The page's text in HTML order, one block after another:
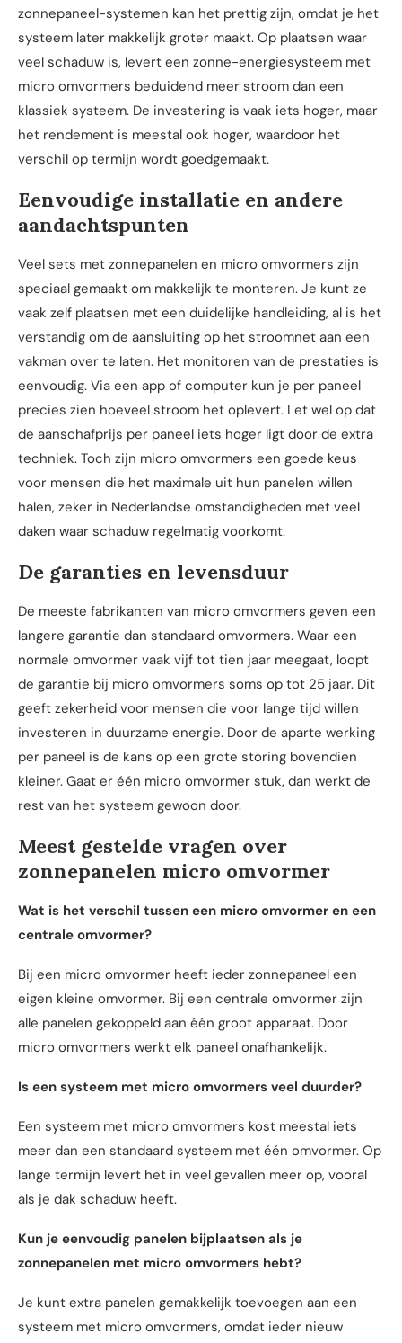
zonnepaneel-systemen kan het prettig zijn, omdat je het
systeem later makkelijk groter maakt. Op plaatsen waar
veel schaduw is, levert een zonne-energiesysteem met
micro omvormers beduidend meer stroom dan een
klassiek systeem. De investering is vaak iets hoger, maar
het rendement is meestal ook hoger, waardoor het
verschil op termijn wordt goedgemaakt.
Eenvoudige installatie en andere
aandachtspunten
Veel sets met zonnepanelen en micro omvormers zijn
speciaal gemaakt om makkelijk te monteren. Je kunt ze
vaak zelf plaatsen met een duidelijke handleiding, al is het
verstandig om de aansluiting op het stroomnet aan een
vakman over te laten. Het monitoren van de prestaties is
eenvoudig. Via een app of computer kun je per paneel
precies zien hoeveel stroom het oplevert. Let wel op dat
de aanschafprijs per paneel iets hoger ligt door de extra
techniek. Toch zijn micro omvormers een goede keus
voor mensen die het maximale uit hun panelen willen
halen, zeker in Nederlandse omstandigheden met veel
daken waar schaduw regelmatig voorkomt.
De garanties en levensduur
De meeste fabrikanten van micro omvormers geven een
langere garantie dan standaard omvormers. Waar een
normale omvormer vaak vijf tot tien jaar meegaat, loopt
de garantie bij micro omvormers soms op tot 25 jaar. Dit
geeft zekerheid voor mensen die voor lange tijd willen
investeren in duurzame energie. Door de aparte werking
per paneel is de kans op een grote storing bovendien
kleiner. Gaat er één micro omvormer stuk, dan werkt de
rest van het systeem gewoon door.
Meest gestelde vragen over
zonnepanelen micro omvormer
Wat is het verschil tussen een micro omvormer en een
centrale omvormer?
Bij een micro omvormer heeft ieder zonnepaneel een
eigen kleine omvormer. Bij een centrale omvormer zijn
alle panelen gekoppeld aan één groot apparaat. Door
micro omvormers werkt elk paneel onafhankelijk.
Is een systeem met micro omvormers veel duurder?
Een systeem met micro omvormers kost meestal iets
meer dan een standaard systeem met één omvormer. Op
lange termijn levert het in veel gevallen meer op, vooral
als je dak schaduw heeft.
Kun je eenvoudig panelen bijplaatsen als je
zonnepanelen met micro omvormers hebt?
Je kunt extra panelen gemakkelijk toevoegen aan een
systeem met micro omvormers, omdat ieder nieuw